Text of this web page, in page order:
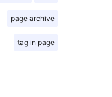
page archive
tag in page